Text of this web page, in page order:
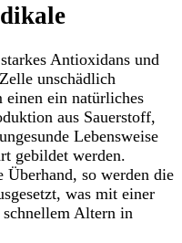
Antioxidans und
unschädlich
einen ein natürliches
aus Sauerstoff,
Lebensweise
gebildet werden.
so werden die
was mit einer
Altern in